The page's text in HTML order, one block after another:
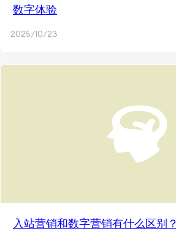
数字体验
2025/10/23
入站营销和数字营销有什么区别？